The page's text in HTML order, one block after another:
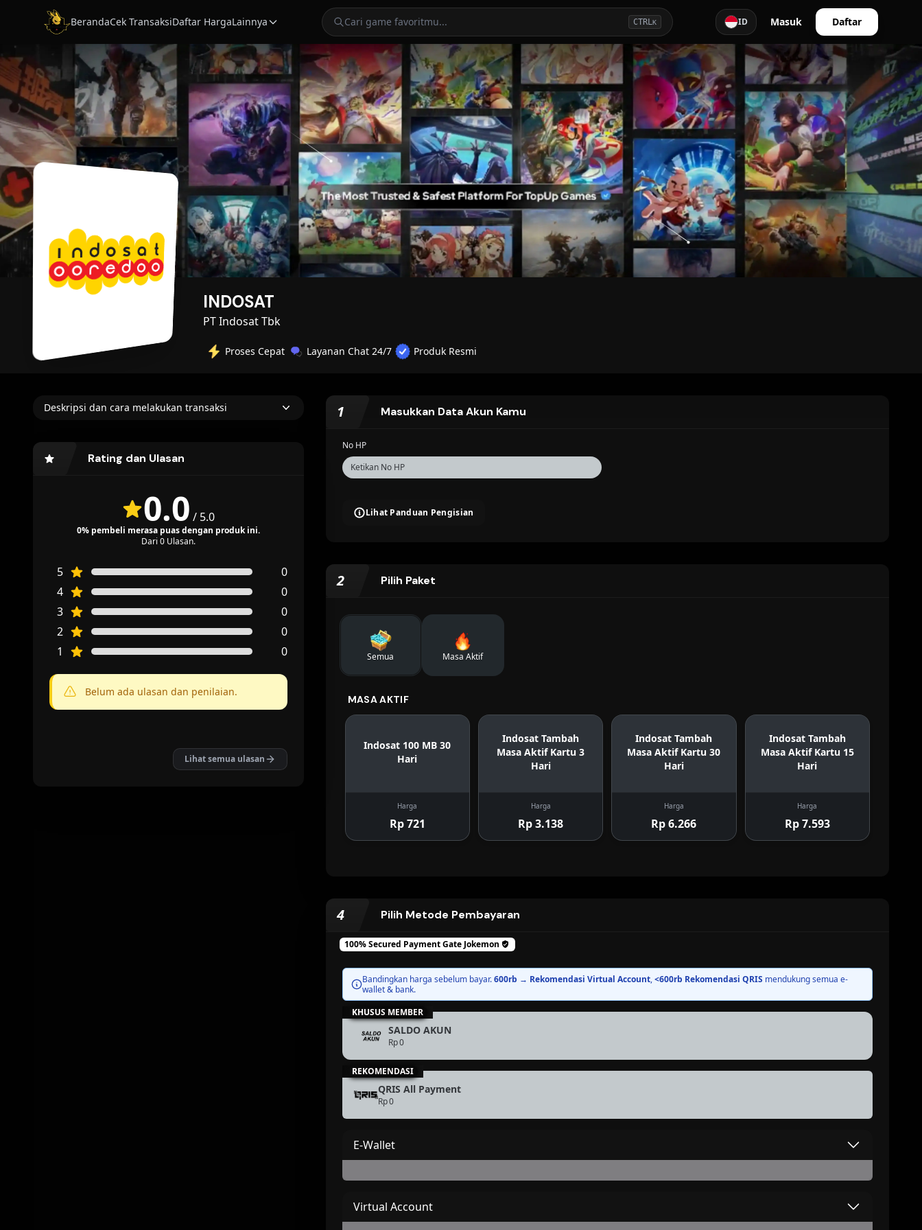
BerandaCek TransaksiDaftar HargaLainnya Cari game favoritmu... CTRLK ID Masuk Daftar
INDOSAT
PT Indosat Tbk
Proses Cepat Layanan Chat 24/7 Produk Resmi
Deskripsi dan cara melakukan transaksi
Rating dan Ulasan
0.0 / 5.0
0% pembeli merasa puas dengan produk ini.
Dari 0 Ulasan.
5
0
4
0
3
0
2
0
1
0
Belum ada ulasan dan penilaian.
Lihat semua ulasan
1 Masukkan Data Akun Kamu
No HP
Lihat Panduan Pengisian
2 Pilih Paket
Semua Masa Aktif
MASA AKTIF
Indosat 100 MB 30
Hari
Harga
Rp 721
Indosat Tambah
Masa Aktif Kartu 3
Hari
Harga
Rp 3.138
Indosat Tambah
Masa Aktif Kartu 30
Hari
Harga
Rp 6.266
Indosat Tambah
Masa Aktif Kartu 15
Hari
Harga
Rp 7.593
4 Pilih Metode Pembayaran
100% Secured Payment Gate Jokemon
Bandingkan harga sebelum bayar.600rb → Rekomendasi Virtual Account,<600rb Rekomendasi QRIS mendukung semua e-
wallet & bank.
SALDO AKUN
Rp 0
BEST PRICE
KHUSUS MEMBER
QRIS All Payment
Rp 0
REKOMENDASI
E-Wallet
OVO ShopeePay DANA
Virtual Account